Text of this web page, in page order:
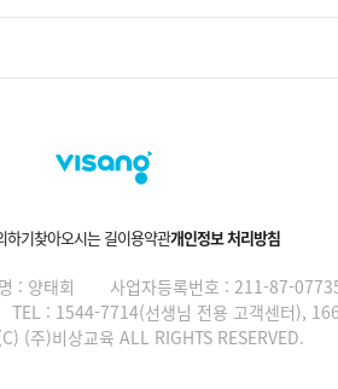
하기찾아오시는 길이용약관개인정보 처리방침
: 양태회
사업자등록번호 : 211-87-
TEL : 1544-7714(선생님 전용 고객센터),
(주)비상교육 ALL RIGHTS RESERVED.